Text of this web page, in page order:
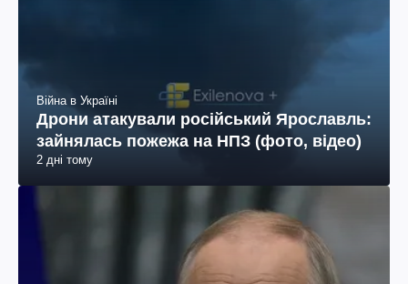
Війна в Україні
Дрони атакували російський Ярославль:
зайнялась пожежа на НПЗ (фото, відео)
2 дні тому